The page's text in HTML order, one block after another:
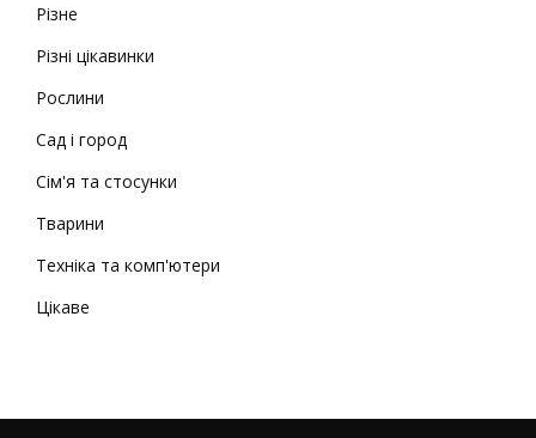
Різне
Різні цікавинки
Рослини
Сад і город
Сім'я та стосунки
Тварини
Техніка та комп'ютери
Цікаве